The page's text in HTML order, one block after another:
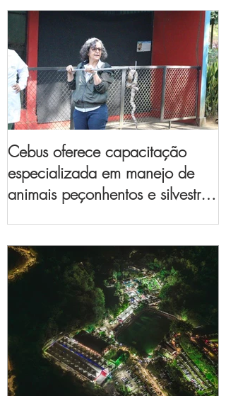
Cebus oferece capacitação
especializada em manejo de
animais peçonhentos e silvestres